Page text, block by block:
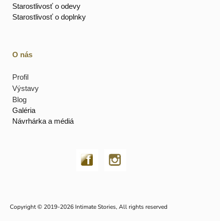
Starostlivosť o odevy
Starostlivosť o doplnky
O nás
Profil
Výstavy
Blog
Galéria
Návrhárka a médiá
Copyright © 2019-2026 Intimate Stories, All rights reserved